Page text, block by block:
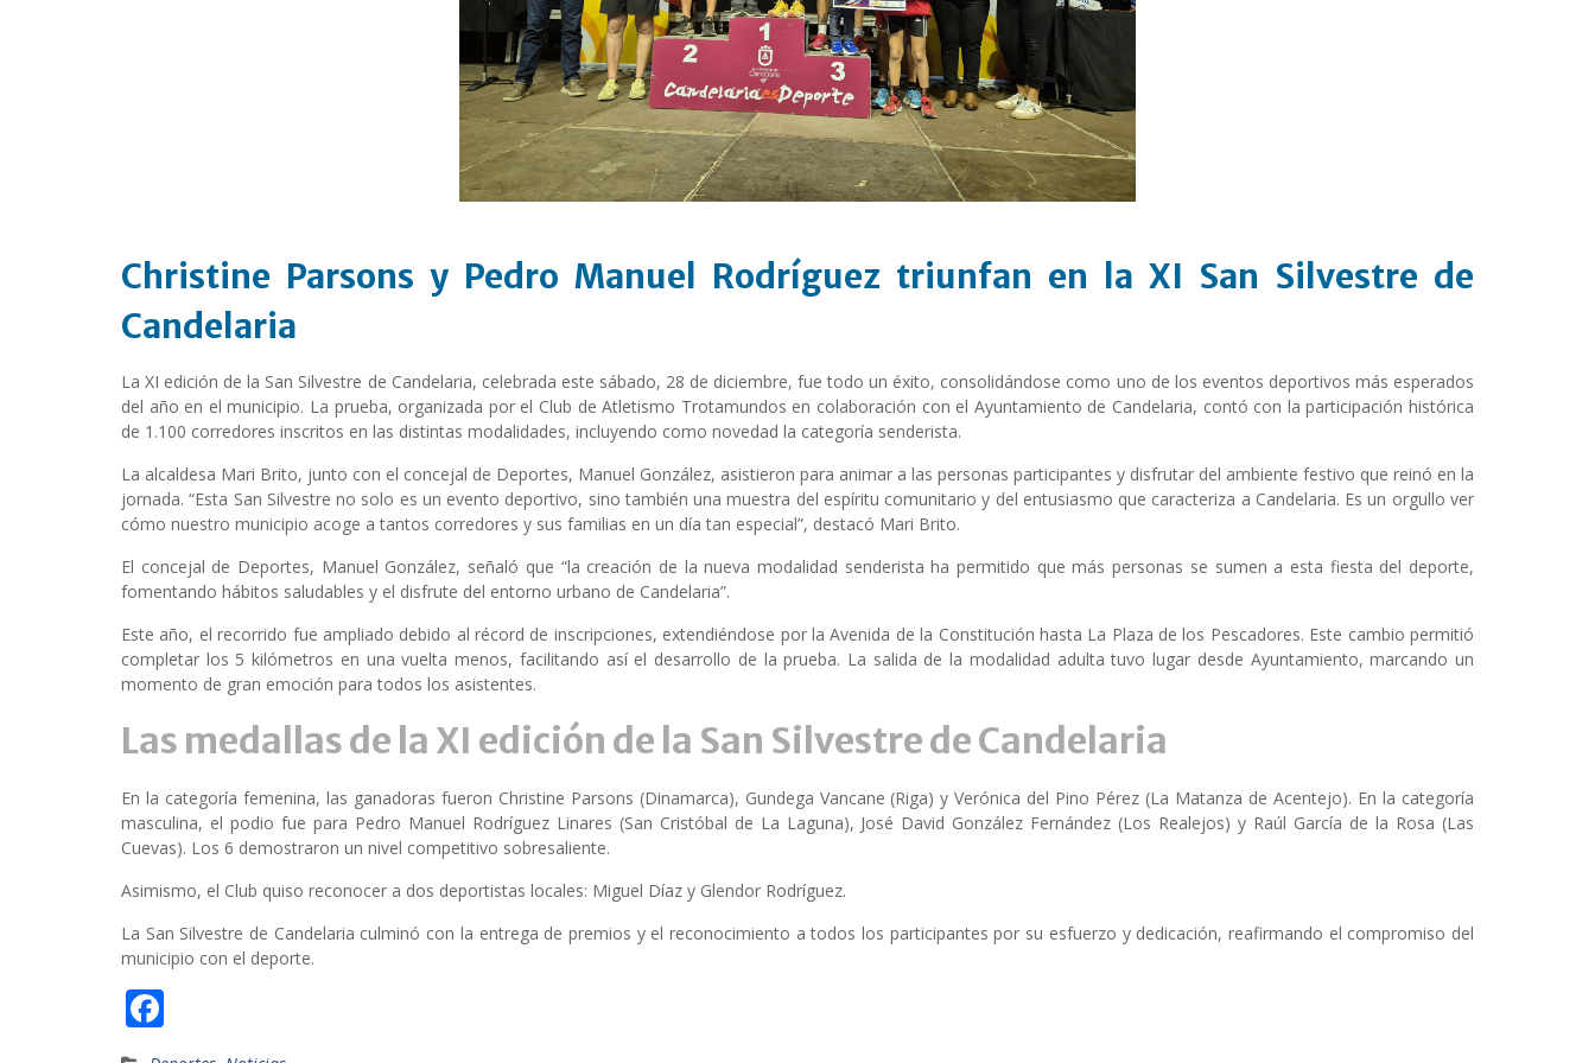
Christine Parsons y Pedro Manuel Rodríguez triunfan en la XI San Silvestre de
Candelaria
La XI edición de la San Silvestre de Candelaria, celebrada este sábado, 28 de diciembre, fue todo un éxito, consolidándose como uno de los eventos deportivos más esperados
del año en el municipio. La prueba, organizada por el Club de Atletismo Trotamundos en colaboración con el Ayuntamiento de Candelaria, contó con la participación histórica
de 1.100 corredores inscritos en las distintas modalidades, incluyendo como novedad la categoría senderista.
La alcaldesa Mari Brito, junto con el concejal de Deportes, Manuel González, asistieron para animar a las personas participantes y disfrutar del ambiente festivo que reinó en la
jornada. “Esta San Silvestre no solo es un evento deportivo, sino también una muestra del espíritu comunitario y del entusiasmo que caracteriza a Candelaria. Es un orgullo ver
cómo nuestro municipio acoge a tantos corredores y sus familias en un día tan especial”, destacó Mari Brito.
El concejal de Deportes, Manuel González, señaló que “la creación de la nueva modalidad senderista ha permitido que más personas se sumen a esta fiesta del deporte,
fomentando hábitos saludables y el disfrute del entorno urbano de Candelaria”.
Este año, el recorrido fue ampliado debido al récord de inscripciones, extendiéndose por la Avenida de la Constitución hasta La Plaza de los Pescadores. Este cambio permitió
completar los 5 kilómetros en una vuelta menos, facilitando así el desarrollo de la prueba. La salida de la modalidad adulta tuvo lugar desde Ayuntamiento, marcando un
momento de gran emoción para todos los asistentes.
Las medallas de la XI edición de la San Silvestre de Candelaria
En la categoría femenina, las ganadoras fueron Christine Parsons (Dinamarca), Gundega Vancane (Riga) y Verónica del Pino Pérez (La Matanza de Acentejo). En la categoría
masculina, el podio fue para Pedro Manuel Rodríguez Linares (San Cristóbal de La Laguna), José David González Fernández (Los Realejos) y Raúl García de la Rosa (Las
Cuevas). Los 6 demostraron un nivel competitivo sobresaliente.
Asimismo, el Club quiso reconocer a dos deportistas locales: Miguel Díaz y Glendor Rodríguez.
La San Silvestre de Candelaria culminó con la entrega de premios y el reconocimiento a todos los participantes por su esfuerzo y dedicación, reafirmando el compromiso del
municipio con el deporte.
ac